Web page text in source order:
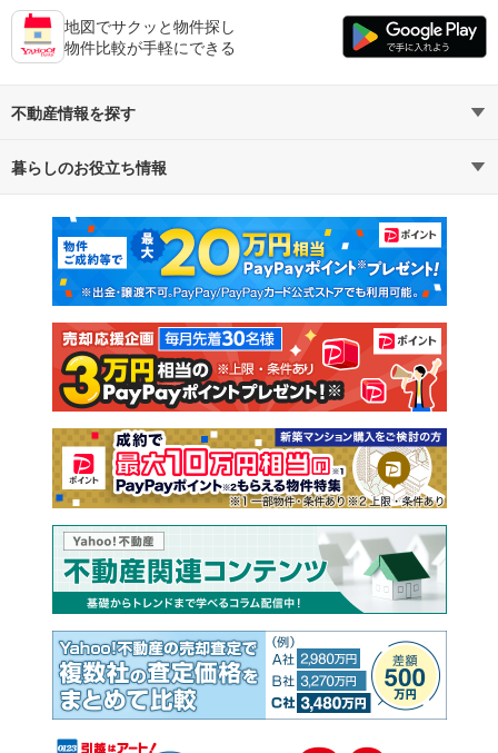
地図でサクッと物件探し
物件比較が手軽にできる
不動産情報を探す
不動産・住宅
新築マンション 中古マンション
新築一戸建て 中古一戸建て
注文住宅 土地
売却査定
暮らしのお役立ち情報
マンションカタログ 教えて！住まいの先生